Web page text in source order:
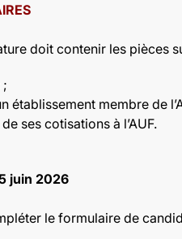
doit contenir les pièces
;
établissement membre de
ses cotisations à l’AUF.
juin 2026
le formulaire de